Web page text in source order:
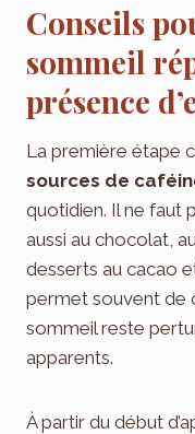
Conseils
sommeil
présence
La première étape
sources de
quotidien. Il ne faut
aussi au chocolat,
desserts au cacao
permet souvent de
sommeil reste
apparents.
À partir du début